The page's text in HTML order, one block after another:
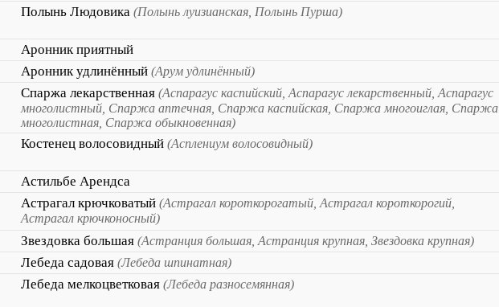
Полынь Людовика (Полынь луизианская, Полынь Пурша)
Аронник приятный
Аронник удлинённый (Арум удлинённый)
Спаржа лекарственная (Аспарагус каспийский, Аспарагус лекарственный, Аспарагус
многолистный, Спаржа аптечная, Спаржа каспийская, Спаржа многоиглая, Спаржа
многолистная, Спаржа обыкновенная)
Костенец волосовидный (Асплениум волосовидный)
Астильбе Арендса
Астрагал крючковатый (Астрагал короткорогатый, Астрагал короткорогий,
Астрагал крючконосный)
Звездовка большая (Астранция большая, Астранция крупная, Звездовка крупная)
Лебеда садовая (Лебеда шпинатная)
Лебеда мелкоцветковая (Лебеда разносемянная)